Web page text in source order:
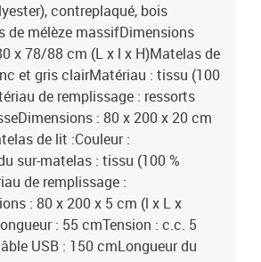
contreplaqué, bois
de mélèze massifDimensions
x 78/88 cm (L x l x H)Matelas de
et gris clairMatériau : tissu (100
de remplissage : ressorts
: 80 x 200 x 20 cm
de lit :Couleur :
sur-matelas : tissu (100 %
de remplissage :
: 80 x 200 x 5 cm (l x L x
: 55 cmTension : c.c. 5
USB : 150 cmLongueur du